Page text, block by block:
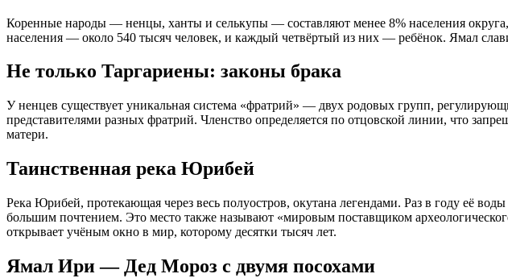
Коренные народы — ненцы, ханты и селькупы — составляют менее 8% населения
населения — около 540 тысяч человек, и каждый четвёртый из них — ребёнок. Ямал
Не только Таргариены: законы брака
У ненцев существует уникальная система «фратрий» — двух родовых групп,
представителями разных фратрий. Членство определяется по отцовской линии, что
матери.
Таинственная река Юрибей
Река Юрибей, протекающая через весь полуостров, окутана легендами. Раз в году её
большим почтением. Это место также называют «мировым поставщиком
открывает учёным окно в мир, которому десятки тысяч лет.
Ямал Ири — Дед Мороз с двумя посохами